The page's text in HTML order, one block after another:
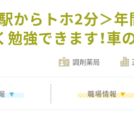
駅からトホ2分
強できます！
調剤薬局
職場情報